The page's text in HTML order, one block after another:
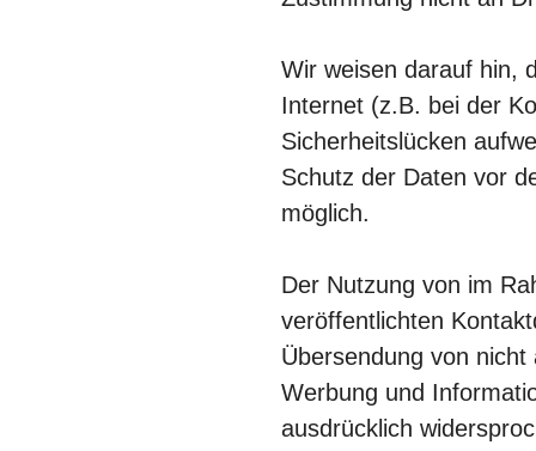
Wir weisen darauf hin,
Internet (z.B. bei der
Sicherheitslücken
Schutz der Daten vor
möglich.
Der Nutzung von im
veröffentlichten
Übersendung von
Werbung und
ausdrücklich